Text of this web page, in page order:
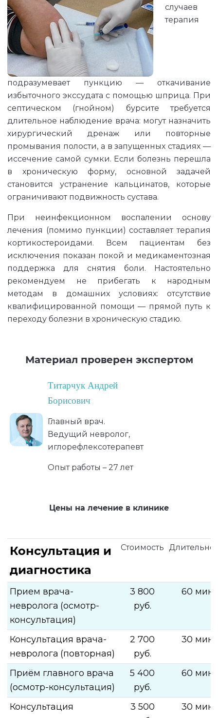
случаев
терапия
подразумевает пункцию — откачивание
избыточного экссудата с помощью шприца. При
септическом (гнойном) бурсите требуется
длительное наблюдение врача: могут назначить
хирургический дренаж или повторные
промывания полости, а в запущенных стадиях —
иссечение самой сумки. Если болезнь перешла
в хроническую форму, основной задачей
становится устранение кальцинатов, которые
ограничивают подвижность сустава.
При неинфекционном воспалении основу
лечения (помимо пункции) составляет терапия
кортикостероидами. Всем пациентам без
исключения показан покой и медикаментозная
поддержка для снятия боли. Настоятельно
рекомендуем не прибегать к народным
методам в домашних условиях: отсутствие
квалифицированной помощи — прямой путь к
переходу болезни в хроническую стадию.
Материал проверен экспертом
Титарчук Андрей
Борисович
Главный врач.
Ведущий невролог,
иглорефлексотерапевт
Опыт работы – 27 лет
Цены на лечение в клинике
Консультация и
диагностика
Стоимость
Прием врача-
невролога (осмотр-
консультация)
3 800
руб.
60 мин.
Консультация врача-
невролога (повторная)
2 700
руб.
30 мин.
Приём главного врача
(осмотр-консультация)
5 400
руб.
60 мин.
Консультация
3 500
30 мин.